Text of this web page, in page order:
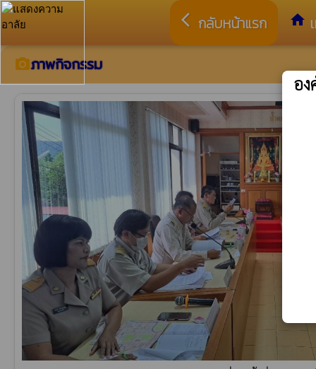
arrow_back_ios กลับหน้าแรก home
camera_altภาพกิจกรรม
อ